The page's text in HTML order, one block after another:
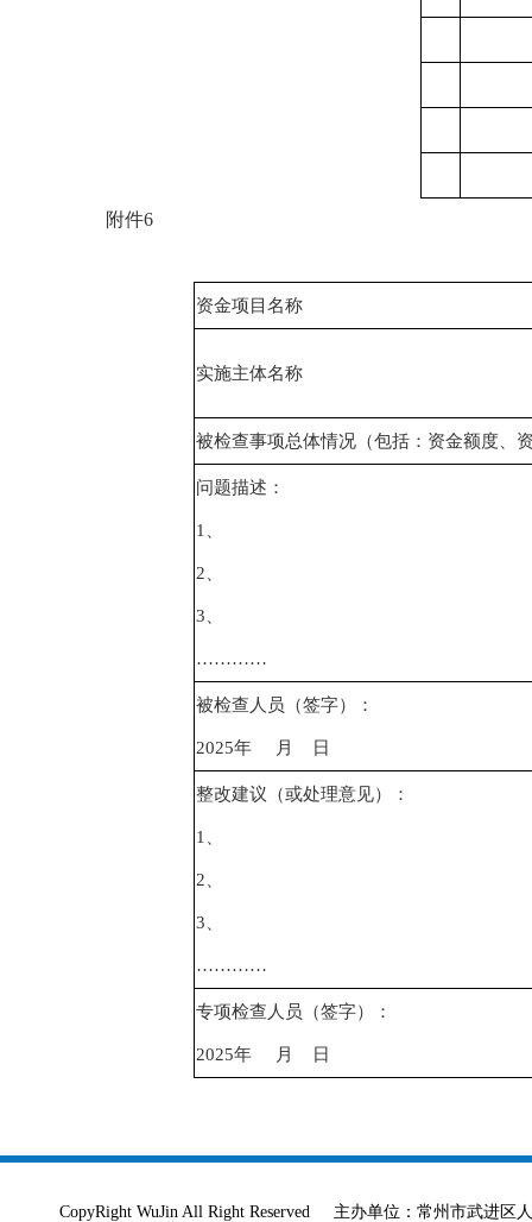
附件6
资金项目名称
实施主体名称
被检查事项总体情况（包括：资金额度、
问题描述：
1、
2、
3、
…………
被检查人员（签字）：
2025年 月 日
整改建议（或处理意见）：
1、
2、
3、
…………
专项检查人员（签字）：
2025年 月 日
CopyRight WuJin All Right Reserved 主办单位：常州市武进